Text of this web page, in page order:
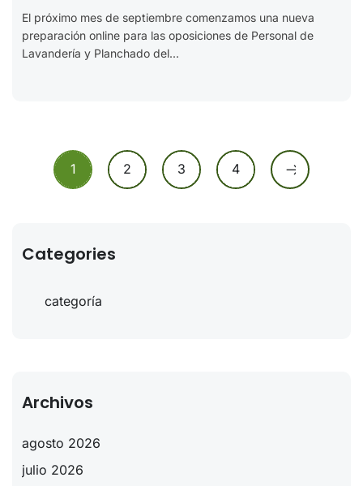
El próximo mes de septiembre comenzamos una nueva
preparación online para las oposiciones de Personal de
Lavandería y Planchado del...
1 2 3 4
Categories
Sin categoría
Archivos
agosto 2026
julio 2026